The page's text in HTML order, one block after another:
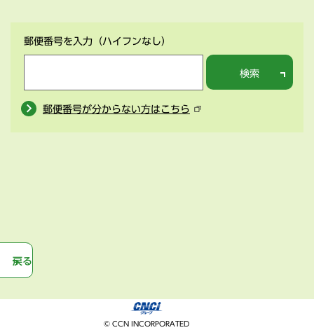
郵便番号を入力 （ハイフンなし）
検索
郵便番号が分からない方はこちら
戻る
© CCN INCORPORATED